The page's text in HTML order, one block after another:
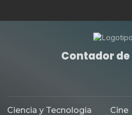
Contador
Ciencia y Tecnologia Cine